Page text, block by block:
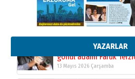
YAZARLAR
Esat BİNDESEN
Başkan Sekmen’den
02 Ağustos 2026 Pazar
Kadir SABUNCUOĞLU
Erzurumspor’un köşe